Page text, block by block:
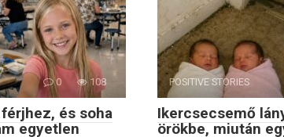
0 108
és soha
egyetlen
POSITIVE STORIES
Ikercsecsemő
örökbe, miután